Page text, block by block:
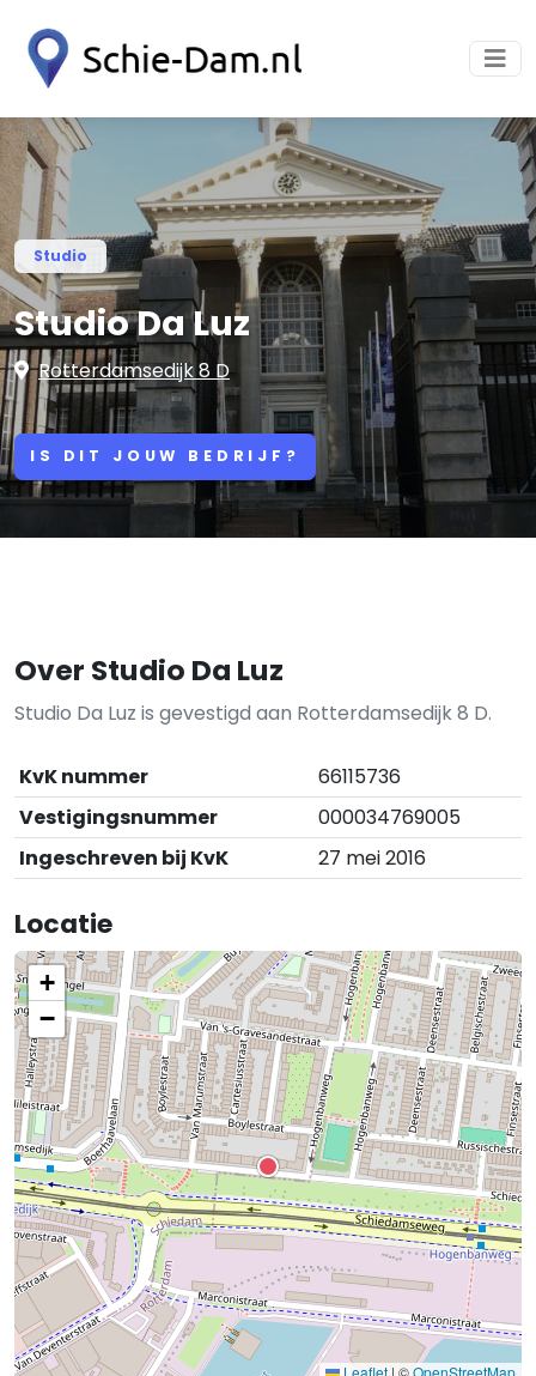
Studio
Studio Da Luz
Rotterdamsedijk 8 D
IS DIT JOUW BEDRIJF?
Over Studio Da Luz
Studio Da Luz is gevestigd aan Rotterdamsedijk 8 D.
KvK nummer
66115736
Vestigingsnummer
000034769005
Ingeschreven bij KvK
27 mei 2016
Locatie
+
−
Leaflet | ©OpenStreetMap